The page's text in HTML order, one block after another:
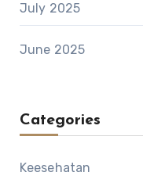
July 2025
June 2025
Categories
Keesehatan